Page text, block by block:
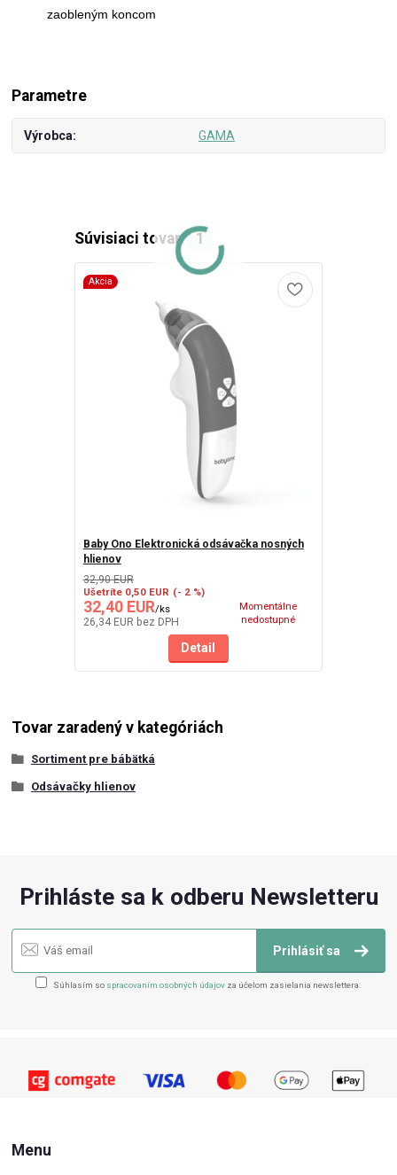
zaobleným koncom
Parametre
Výrobca GAMA
Súvisiaci tovar 1
Akcia
Baby Ono Elektronická odsávačka nosných
hlienov
32,90 EUR
Ušetríte 0,50 EUR (- 2 %)
32,40 EUR/ks
26,34 EUR bez DPH
Momentálne
nedostupné
Detail
Tovar zaradený v kategóriách
Sortiment pre bábätká
Odsávačky hlienov
Prihláste sa k odberu Newsletteru
Prihlásiť sa
Súhlasím so spracovaním osobných údajov za účelom zasielania newslettera.
Menu